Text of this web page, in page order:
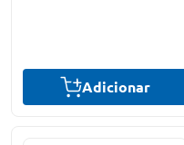
Adicionar